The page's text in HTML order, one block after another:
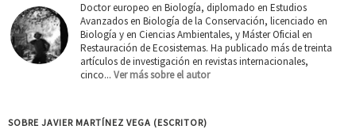
Doctor europeo en Biología, diplomado en Estudios
Avanzados en Biología de la Conservación, licenciado en
Biología y en Ciencias Ambientales, y Máster Oficial en
Restauración de Ecosistemas. Ha publicado más de treinta
artículos de investigación en revistas internacionales,
cinco... Ver más sobre el autor
SOBRE JAVIER MARTÍNEZ VEGA (ESCRITOR)